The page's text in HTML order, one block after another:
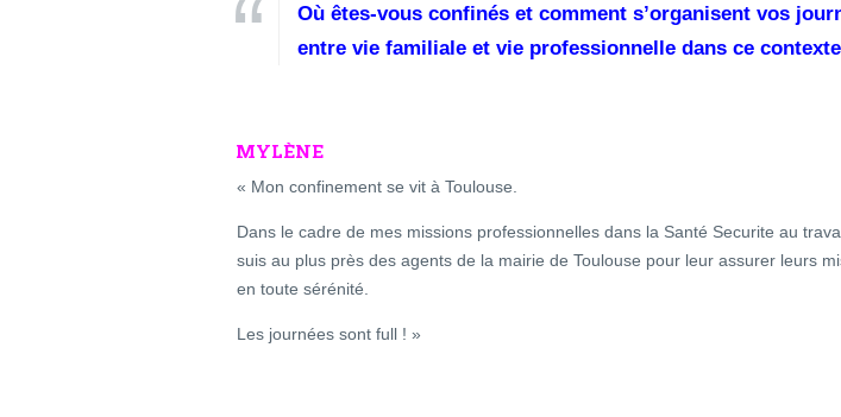
Où êtes-vous confinés et comment s’organisent vos
entre vie familiale et vie professionnelle dans ce
MYLÈNE
« Mon confinement se vit à Toulouse.
Dans le cadre de mes missions professionnelles dans la Santé Securite au
suis au plus près des agents de la mairie de Toulouse pour leur assurer leurs
en toute sérénité.
Les journées sont full ! »